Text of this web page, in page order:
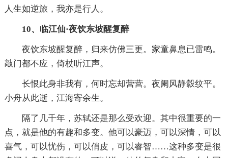
人生如逆旅，我亦是行人。
10、临江仙·夜饮东坡醒复醉
夜饮东坡醒复醉，归来仿佛三更。家童鼻息已雷鸣。
敲门都不应，倚杖听江声。
长恨此身非我有，何时忘却营营。夜阑风静縠纹平。
小舟从此逝，江海寄余生。
隔了几千年，苏轼还是那么受欢迎。其中很重要的一
点，就是他的有趣和多变。他可以豪迈，可以深情，可以
喜气，可以忧伤，可以俏皮，可以睿智……这种多变是很